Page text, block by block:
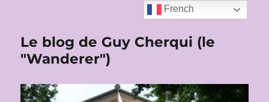
Le blog de Guy Cherqui (le
"Wanderer")
French